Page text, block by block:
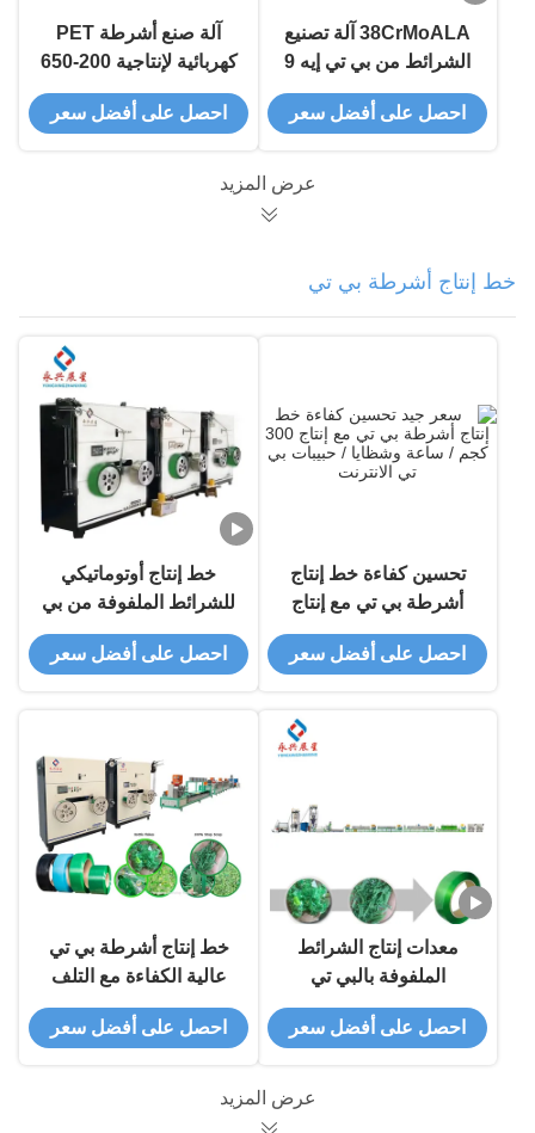
38CrMoALA آلة تصنيع
الشرائط من بي تي إيه 9
ملم آلة تصنيع الشرائط
احصل على أفضل سعر
آلة صنع أشرطة PET
كهربائية لإنتاجية 200-650
كجم/ساعة، تصميم متين
احصل على أفضل سعر
عرض المزيد
خط إنتاج أشرطة بي تي
تحسين كفاءة خط إنتاج
أشرطة بي تي مع إنتاج
300 كجم / ساعة وشظايا
/ حبيبات بي تي
احصل على أفضل سعر
خط إنتاج أوتوماتيكي
للشرائط الملفوفة من بي
تي إيه 9mm-25mm يخرج
1.5 طن / 24 ساعة من
احصل على أفضل سعر
معدات إنتاج الشرائط
الملفوفة بالبي تي
أوتوماتيكية للفقاقات بي
تي
احصل على أفضل سعر
خط إنتاج أشرطة بي تي
عالية الكفاءة مع التلف
الآلي
احصل على أفضل سعر
عرض المزيد